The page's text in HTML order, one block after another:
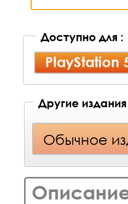
Доступно для :
PlayStation
Другие
Обычное